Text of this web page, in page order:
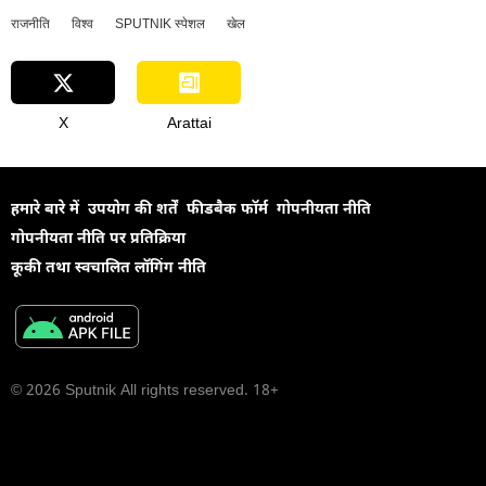
Explainers
राजनीति विश्व SPUTNIK स्पेशल खेल
X Arattai
हमारे बारे में उपयोग की शर्तें फीडबैक फॉर्म गोपनीयता नीति
गोपनीयता नीति पर प्रतिक्रिया
कूकी तथा स्वचालित लॉगिंग नीति
© 2026 Sputnik All rights reserved. 18+